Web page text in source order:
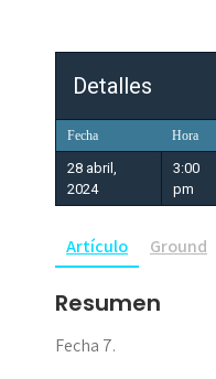
Detalles
Fecha Hora
28 abril,
2024
3:00
pm
Artículo Ground
Resumen
Fecha 7.